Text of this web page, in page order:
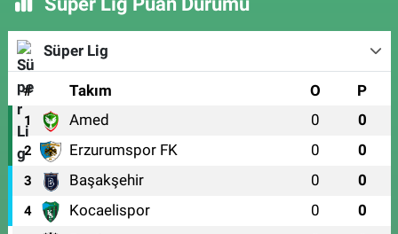
Süper Lig
# Takım O P
1 Amed 0 0
2 Erzurumspor FK 0 0
3 Başakşehir 0 0
4 Kocaelispor 0 0